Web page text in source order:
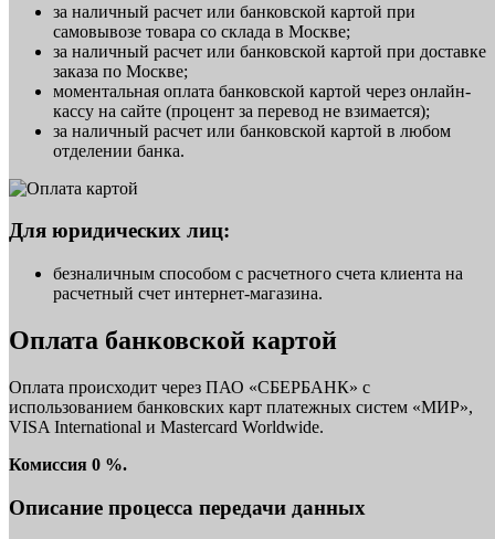
за наличный расчет или банковской картой при
самовывозе товара со склада в Москве;
за наличный расчет или банковской картой при доставке
заказа по Москве;
моментальная оплата банковской картой через онлайн-
кассу на сайте (процент за перевод не взимается);
за наличный расчет или банковской картой в любом
отделении банка.
Для юридических лиц:
безналичным способом с расчетного счета клиента на
расчетный счет интернет-магазина.
Оплата банковской картой
Оплата происходит через ПАО «СБЕРБАНК» с
использованием банковских карт платежных систем «МИР»,
VISA International и Mastercard Worldwide.
Комиссия 0 %.
Описание процесса передачи данных